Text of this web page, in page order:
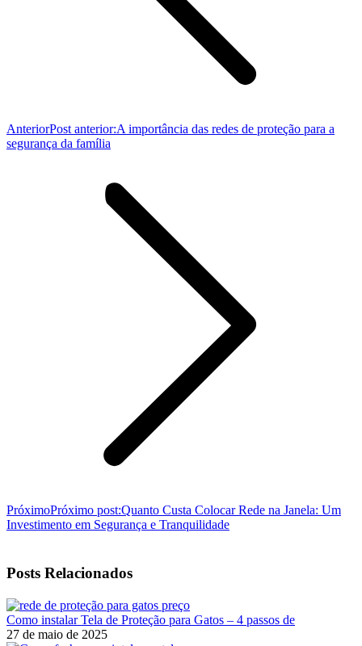
AnteriorPost anterior:A importância das redes de proteção para a
segurança da família
PróximoPróximo post:Quanto Custa Colocar Rede na Janela: Um
Investimento em Segurança e Tranquilidade
Posts Relacionados
Como instalar Tela de Proteção para Gatos – 4 passos de
27 de maio de 2025